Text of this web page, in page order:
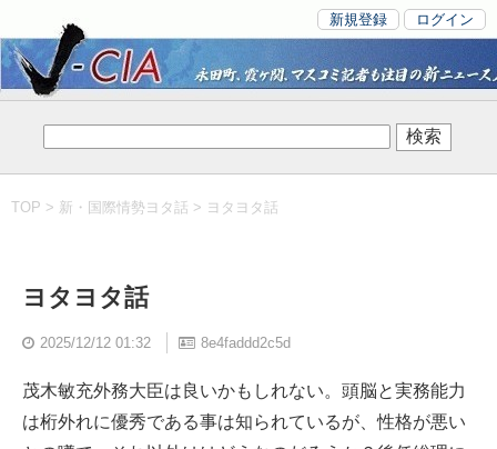
新規登録 ログイン
TOP > 新・国際情勢ヨタ話 > ヨタヨタ話
ヨタヨタ話
2025/12/12 01:32 8e4faddd2c5d
茂木敏充外務大臣は良いかもしれない。頭脳と実務能力
は桁外れに優秀である事は知られているが、性格が悪い